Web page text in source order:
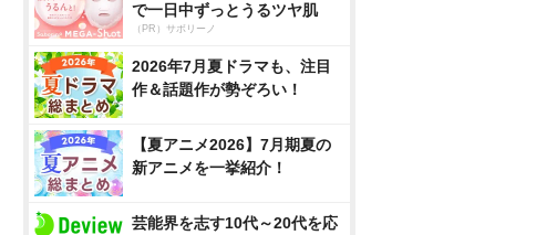
で一日中ずっとうるツヤ肌
（PR）サボリーノ
2026年7月夏ドラマも、注目
作＆話題作が勢ぞろい！
【夏アニメ2026】7月期夏の
新アニメを一挙紹介！
芸能界を志す10代～20代を応